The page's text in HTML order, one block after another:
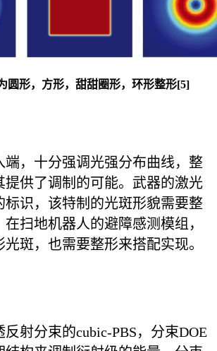
圆形，方形，甜甜圈形，环形整形[5]
端，十分强调光强分布曲线，整
提供了调制的可能。武器的激光
标识，该特制的光斑形貌需要整
扫地机器人的避障感测模组，
斑，也需要整形来搭配实现。
射分束的cubic-PBS，分束DOE